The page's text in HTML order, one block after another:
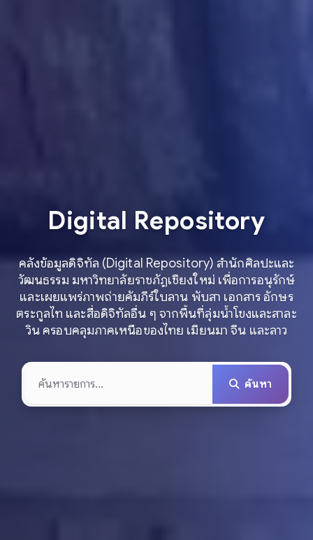
Digital Repository
คลังข้อมูลดิจิทัล (Digital Repository) สำนักศิลปะและ
วัฒนธรรม มหาวิทยาลัยราชภัฏเชียงใหม่ เพื่อการอนุรักษ์
และเผยแพร่ภาพถ่ายคัมภีร์ใบลาน พับสา เอกสาร อักษร
ตระกูลไท และสื่อดิจิทัลอื่น ๆ จากพื้นที่ลุ่มน้ำโขงและสาละ
วิน ครอบคลุมภาคเหนือของไทย เมียนมา จีน และลาว
ค้นหา